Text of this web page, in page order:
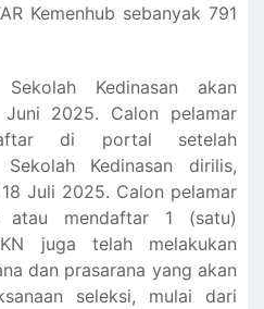
Kemenhub sebanyak 791
Kedinasan akan
2025. Calon pelamar
di portal setelah
Kedinasan dirilis,
Juli 2025. Calon pelamar
atau mendaftar 1 (satu)
juga telah melakukan
dan prasarana yang akan
seleksi, mulai dari